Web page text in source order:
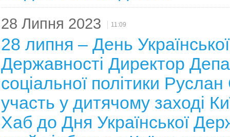
28 Липня 2023 11:09
28 липня – День Української
Державності Директор
соціальної політики
участь у дитячому заході
Хаб до Дня Української